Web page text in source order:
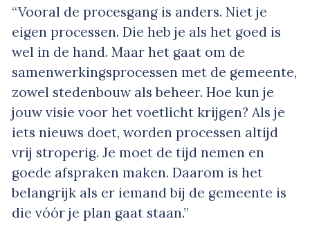
“Vooral de procesgang is anders. Niet je
eigen processen. Die heb je als het goed is
wel in de hand. Maar het gaat om de
samenwerkingsprocessen met de gemeente,
zowel stedenbouw als beheer. Hoe kun je
jouw visie voor het voetlicht krijgen? Als je
iets nieuws doet, worden processen altijd
vrij stroperig. Je moet de tijd nemen en
goede afspraken maken. Daarom is het
belangrijk als er iemand bij de gemeente is
die vóór je plan gaat staan.”